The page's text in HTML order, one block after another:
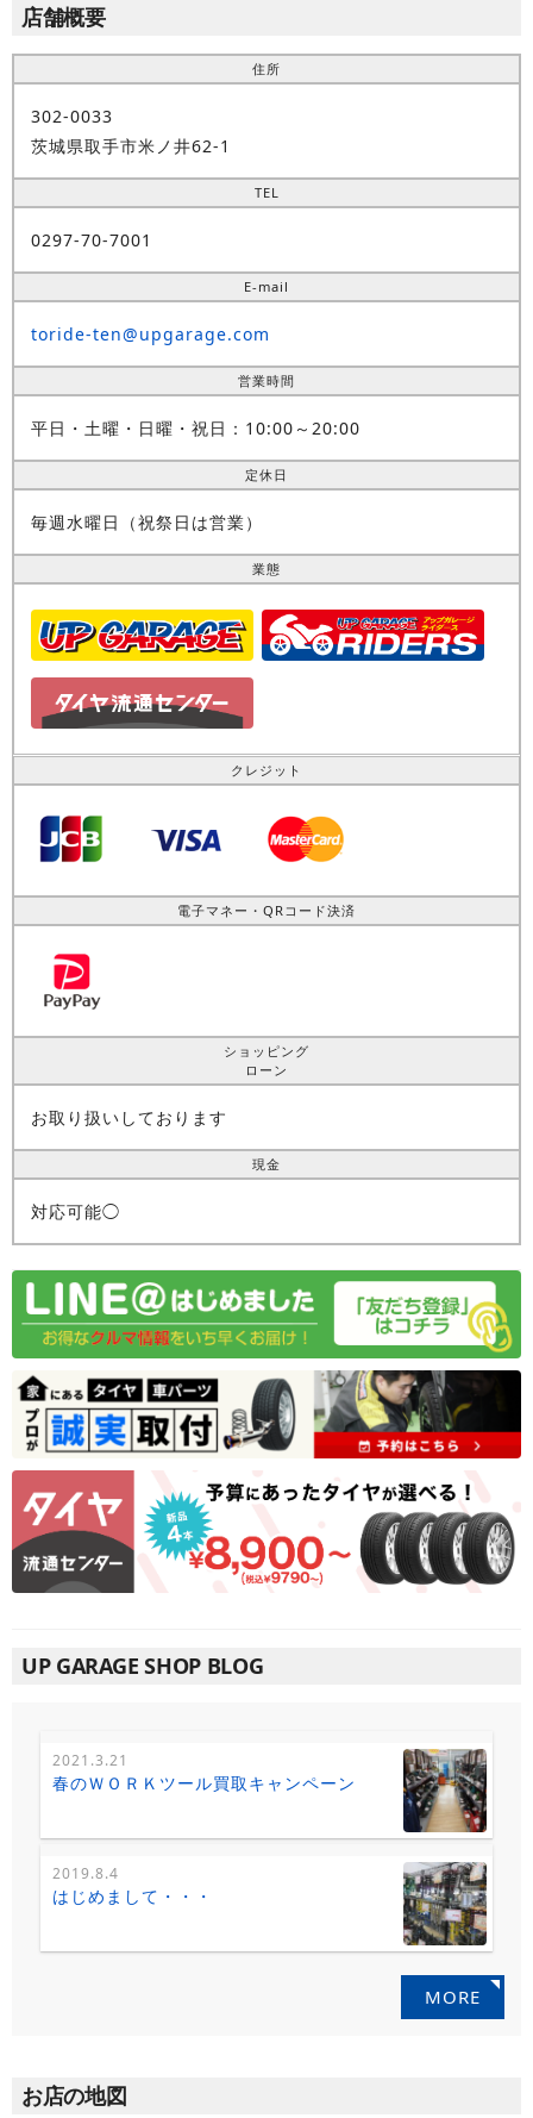
店舗概要
住所
302-0033
茨城県取手市米ノ井62-1
TEL
0297-70-7001
E-mail
toride-ten@upgarage.com
営業時間
平日・土曜・日曜・祝日：10:00～20:00
定休日
毎週水曜日（祝祭日は営業）
業態
クレジット
電子マネー・QRコード決済
ショッピング
ローン
お取り扱いしております
現金
対応可能◯
UP GARAGE SHOP BLOG
2021.3.21
春のＷＯＲＫツール買取キャンペーン
2019.8.4
はじめまして・・・
MORE
お店の地図